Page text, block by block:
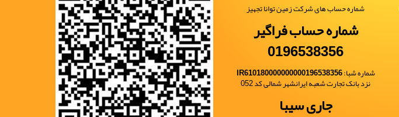
شماره حساب های شرکت زمین توانا تجهیز
شماره حساب فراگیر
0196538356
شماره شبا:IR610180000000000196538356
نزد بانک تجارت شعبه ایرانشهر شمالی کد 052
جاری سیبا